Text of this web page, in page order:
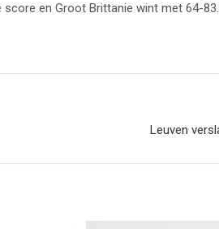
en Groot Brittanie wint met 64-83.
Leuven